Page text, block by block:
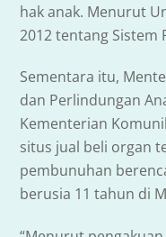
hak anak. Menurut
2012 tentang Sistem
Sementara itu,
dan Perlindungan
Kementerian
situs jual beli organ
pembunuhan
berusia 11 tahun di